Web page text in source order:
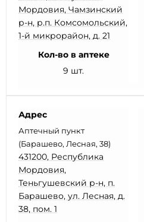
Мордовия, Чамзинский
р-н, р.п. Комсомольский,
1-й микрорайон, д. 21
Кол-во в аптеке
9 шт.
Адрес
Аптечный пункт
(Барашево, Лесная, 38)
431200, Республика
Мордовия,
Теньгушевский р-н, п.
Барашево, ул. Лесная, д.
38, пом. 1